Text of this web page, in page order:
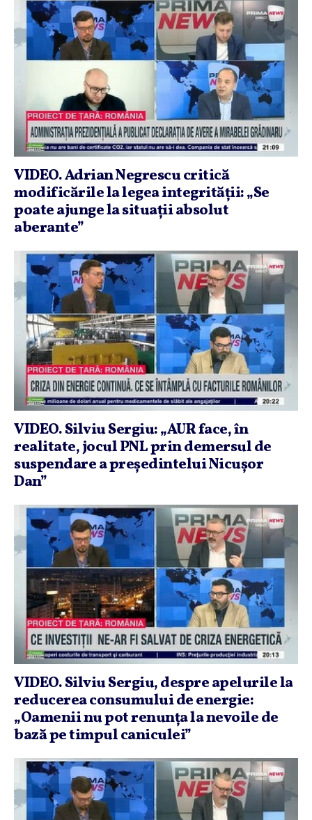
VIDEO. Adrian Negrescu critică
modificările la legea integrităţii: „Se
poate ajunge la situaţii absolut
aberante”
VIDEO. Silviu Sergiu: „AUR face, în
realitate, jocul PNL prin demersul de
suspendare a preşedintelui Nicuşor
Dan”
VIDEO. Silviu Sergiu, despre apelurile la
reducerea consumului de energie:
„Oamenii nu pot renunţa la nevoile de
bază pe timpul caniculei”